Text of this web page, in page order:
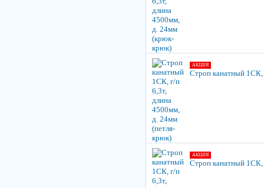
АКЦИЯ
Строп канатный 1СК,
АКЦИЯ
Строп канатный 1СК,